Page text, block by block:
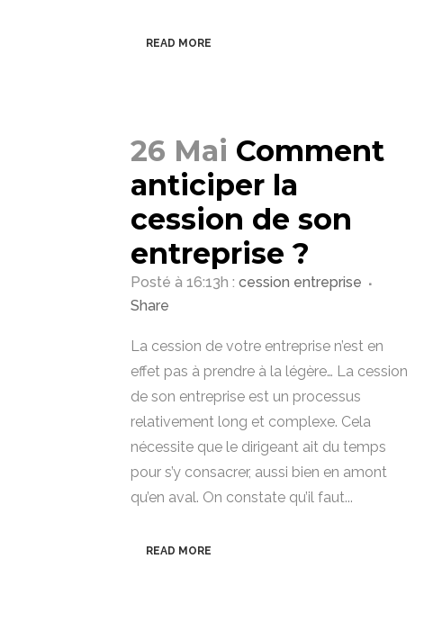
READ MORE
26 Mai Comment
anticiper la
cession de son
entreprise ?
Posté à 16:13h : cession entreprise
Share
La cession de votre entreprise n’est en
effet pas à prendre à la légère… La cession
de son entreprise est un processus
relativement long et complexe. Cela
nécessite que le dirigeant ait du temps
pour s’y consacrer, aussi bien en amont
qu’en aval. On constate qu’il faut...
READ MORE